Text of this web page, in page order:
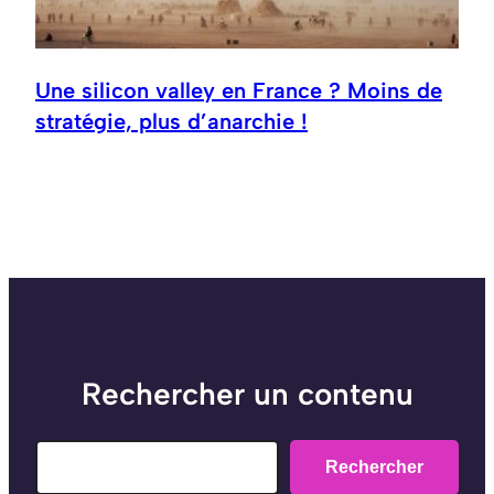
Une silicon valley en France ? Moins de
stratégie, plus d’anarchie !
Rechercher un contenu
Rechercher